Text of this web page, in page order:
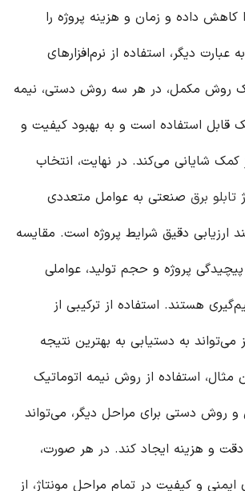
کاهش داده و زمان و هزینه پروژه را
عبارت دیگر، استفاده از نرم‌افزارهای
روش مکمل، در هر سه روش دستی، نیمه
قابل استفاده است و به بهبود کیفیت و
کمک شایانی می‌کند. در نهایت، انتخاب
تابلو برق صنعتی به عوامل متعددی
ارزیابی دقیق شرایط پروژه است. مقایسه
پیچیدگی پروژه و حجم تولید، عواملی
هستند. استفاده از ترکیبی از
می‌تواند به دستیابی به بهترین نتیجه
مثال، استفاده از روش نیمه اتوماتیک
و روش دستی برای مراحل دیگر، می‌تواند
و هزینه ایجاد کند. در هر صورت،
ایمنی و کیفیت در تمام مراحل مونتاژ، از